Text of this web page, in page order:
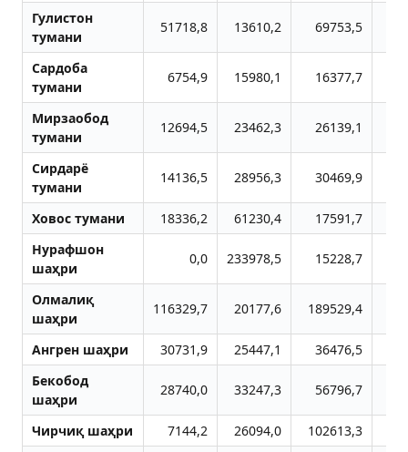
Гулистон
тумани
51718,8 13610,2 69753,5
Сардоба
тумани
6754,9 15980,1 16377,7
Мирзаобод
тумани
12694,5 23462,3 26139,1
Сирдарё
тумани
14136,5 28956,3 30469,9
Ховос тумани 18336,2 61230,4 17591,7
Нурафшон
шаҳри
0,0 233978,5 15228,7
Олмалиқ
шаҳри
116329,7 20177,6 189529,4
Aнгрен шаҳри 30731,9 25447,1 36476,5
Бекобод
шаҳри
28740,0 33247,3 56796,7
Чирчиқ шаҳри 7144,2 26094,0 102613,3